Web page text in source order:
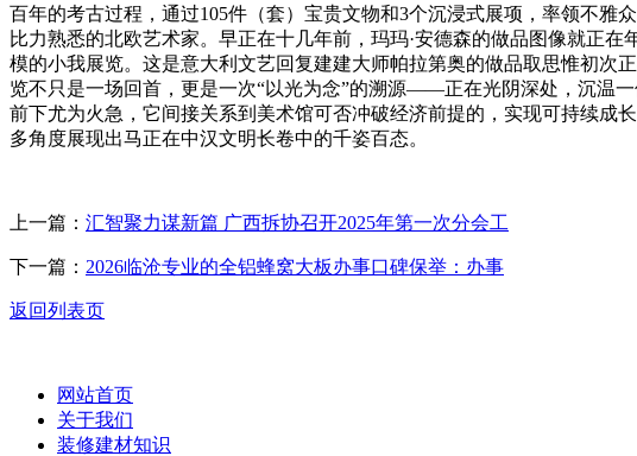
百年的考古过程，通过105件（套）宝贵文物和3个沉浸式展项，率领不雅
比力熟悉的北欧艺术家。早正在十几年前，玛玛·安德森的做品图像就正
模的小我展览。这是意大利文艺回复建建大师帕拉第奥的做品取思惟初次
览不只是一场回首，更是一次“以光为念”的溯源——正在光阴深处，沉温
前下尤为火急，它间接关系到美术馆可否冲破经济前提的，实现可持续成
多角度展现出马正在中汉文明长卷中的千姿百态。
上一篇： 汇智聚力谋新篇 广西拆协召开2025年第一次分会工
下一篇： 2026临沧专业的全铝蜂窝大板办事口碑保举：办事
返回列表页
网站首页
关于我们
装修建材知识